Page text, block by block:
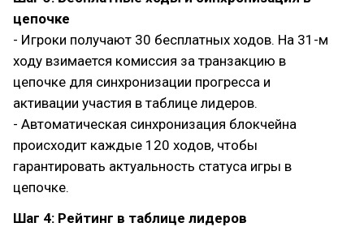
цепочке
- Игроки получают 30 бесплатных ходов. На 31-м
ходу взимается комиссия за транзакцию в
цепочке для синхронизации прогресса и
активации участия в таблице лидеров.
- Автоматическая синхронизация блокчейна
происходит каждые 120 ходов, чтобы
гарантировать актуальность статуса игры в
цепочке.
Шаг 4: Рейтинг в таблице лидеров